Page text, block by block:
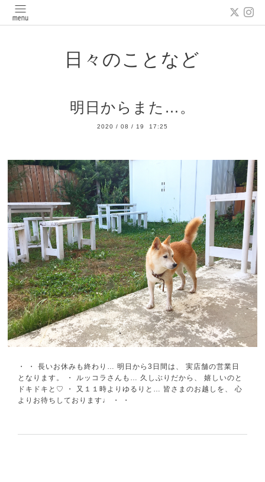
日々のことなど
明日からまた…。
2020 / 08 / 19 17:25
・ ・ 長いお休みも終わり… 明日から3日間は、 実店舗の営業日
となります。 ・ ルッコラさんも… 久しぶりだから、 嬉しいのと
ドキドキと♡ ・ 又１１時よりゆるりと… 皆さまのお越しを、 心
よりお待ちしております♩ ・ ・